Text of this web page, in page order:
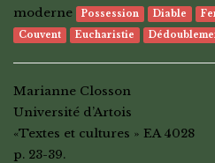
moderne
Possession Diable
Couvent
Eucharistie
Marianne Closson
Université d’Artois
«Textes et cultures » EA 4028
p. 23-39.